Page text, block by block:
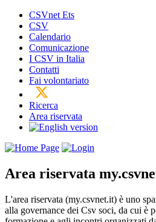
CSVnet Ets
CSV
Calendario
Comunicazione
I CSV in Italia
Contatti
Fai volontariato
Ricerca
Area riservata
Area riservata
L'area riservata (my.csvnet.it) è uno
alla governance dei Csv soci, da cui è